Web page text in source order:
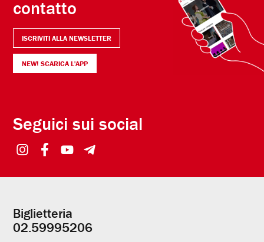
contatto
ISCRIVITI ALLA NEWSLETTER
NEW! SCARICA L'APP
Seguici sui social
Informazioni
Biglietteria
02.59995206